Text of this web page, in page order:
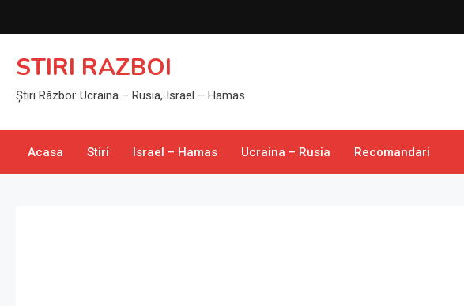
to
STIRI RAZBOI
Știri Război: Ucraina – Rusia, Israel – Hamas
Acasa Stiri Israel – Hamas Ucraina – Rusia Recomandari